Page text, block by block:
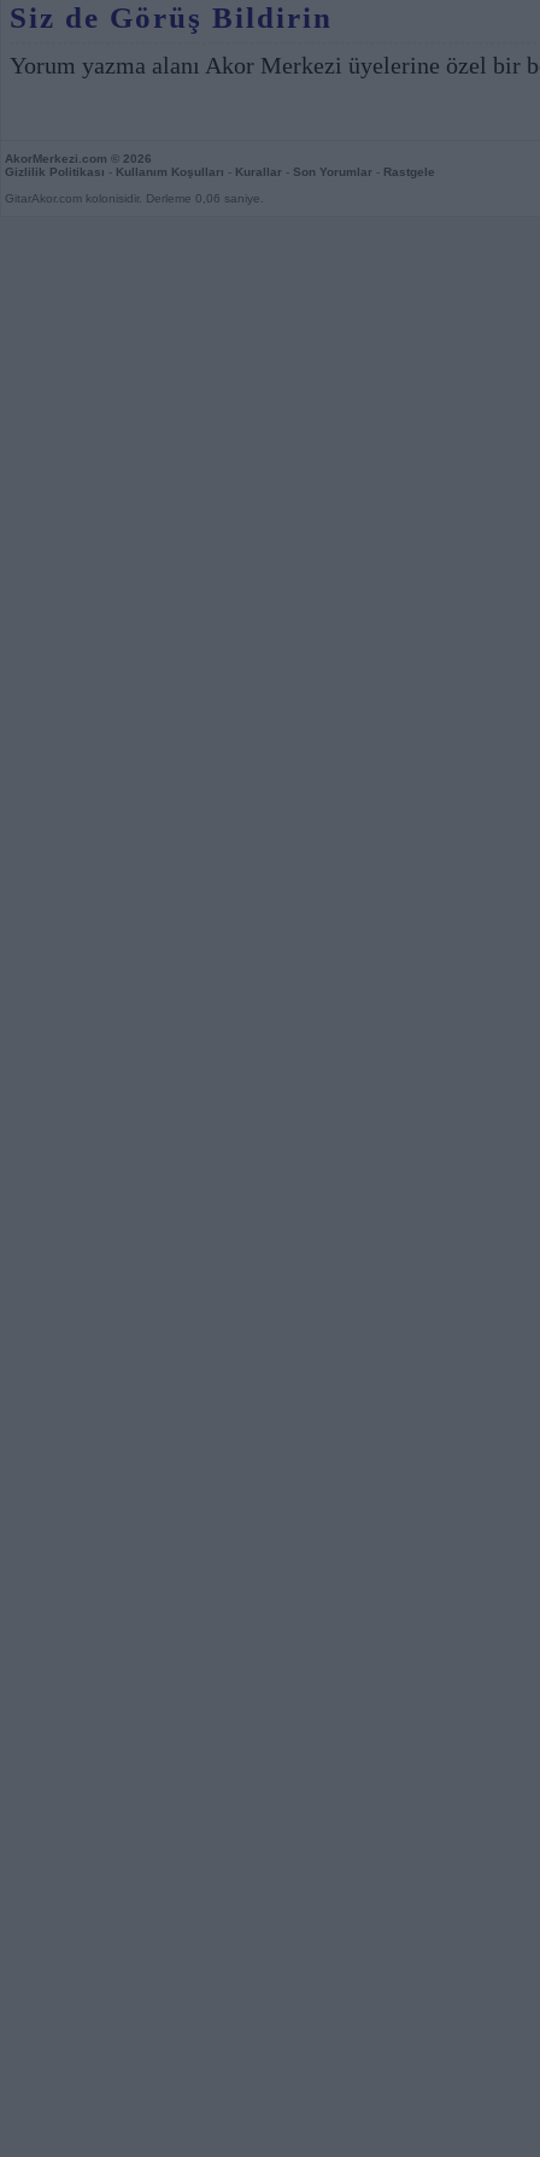
Siz de Görüş Bildirin
Yorum yazma alanı Akor Merkezi üyelerine özel bir
AkorMerkezi.com © 2026
Gizlilik Politikası - Kullanım Koşulları - Kurallar - Son Yorumlar - Rastgele
GitarAkor.com kolonisidir. Derleme 0,06 saniye.